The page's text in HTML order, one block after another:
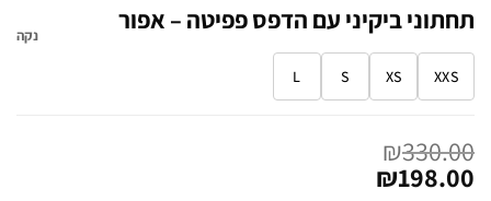
תחתוני ביקיני עם הדפס פפיטה – אפור
XXS
XS
S
L
נקה
₪330.00
₪198.00